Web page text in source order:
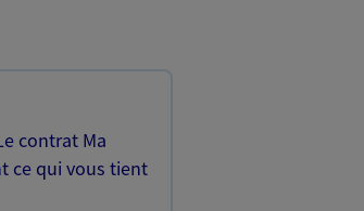
contrat Ma
ce qui vous tient